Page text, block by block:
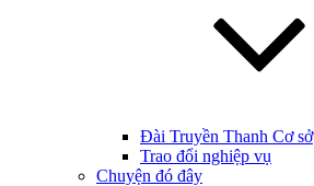
Đài Truyền Thanh Cơ sở
Trao đổi nghiệp vụ
Chuyện đó đây